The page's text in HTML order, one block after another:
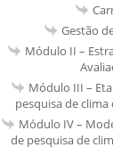
Gestão
Módulo II –
Módulo III –
pesquisa de
Módulo IV –
de pesquisa de